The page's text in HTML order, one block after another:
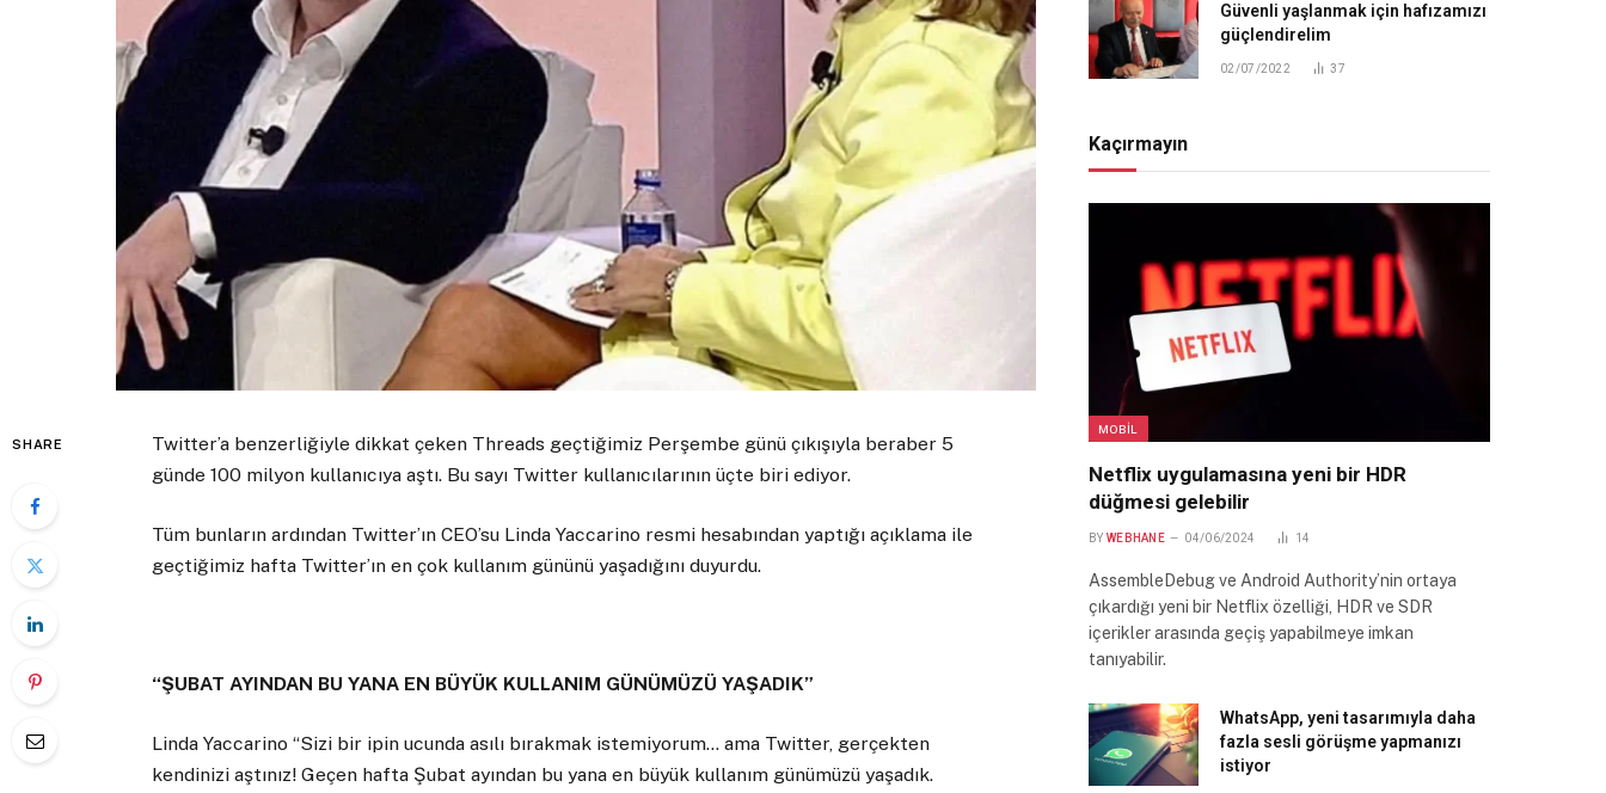
SHARE
Twitter’a benzerliğiyle dikkat çeken Threads geçtiğimiz Perşembe günü çıkışıyla beraber 5
günde 100 milyon kullanıcıya aştı. Bu sayı Twitter kullanıcılarının üçte biri ediyor.
Tüm bunların ardından Twitter’ın CEO’su Linda Yaccarino resmi hesabından yaptığı açıklama ile
geçtiğimiz hafta Twitter’ın en çok kullanım gününü yaşadığını duyurdu.
“ŞUBAT AYINDAN BU YANA EN BÜYÜK KULLANIM GÜNÜMÜZÜ YAŞADIK”
Linda Yaccarino “Sizi bir ipin ucunda asılı bırakmak istemiyorum… ama Twitter, gerçekten
kendinizi aştınız! Geçen hafta Şubat ayından bu yana en büyük kullanım günümüzü yaşadık.
Güvenli yaşlanmak için hafızamızı
güçlendirelim
02/07/2022 37
Kaçırmayın
MOBIL
Netflix uygulamasına yeni bir HDR
düğmesi gelebilir
BY WEBHANE 04/06/2024 14
AssembleDebug ve Android Authority’nin ortaya
çıkardığı yeni bir Netflix özelliği, HDR ve SDR
içerikler arasında geçiş yapabilmeye imkan
tanıyabilir.
WhatsApp, yeni tasarımıyla daha
fazla sesli görüşme yapmanızı
istiyor